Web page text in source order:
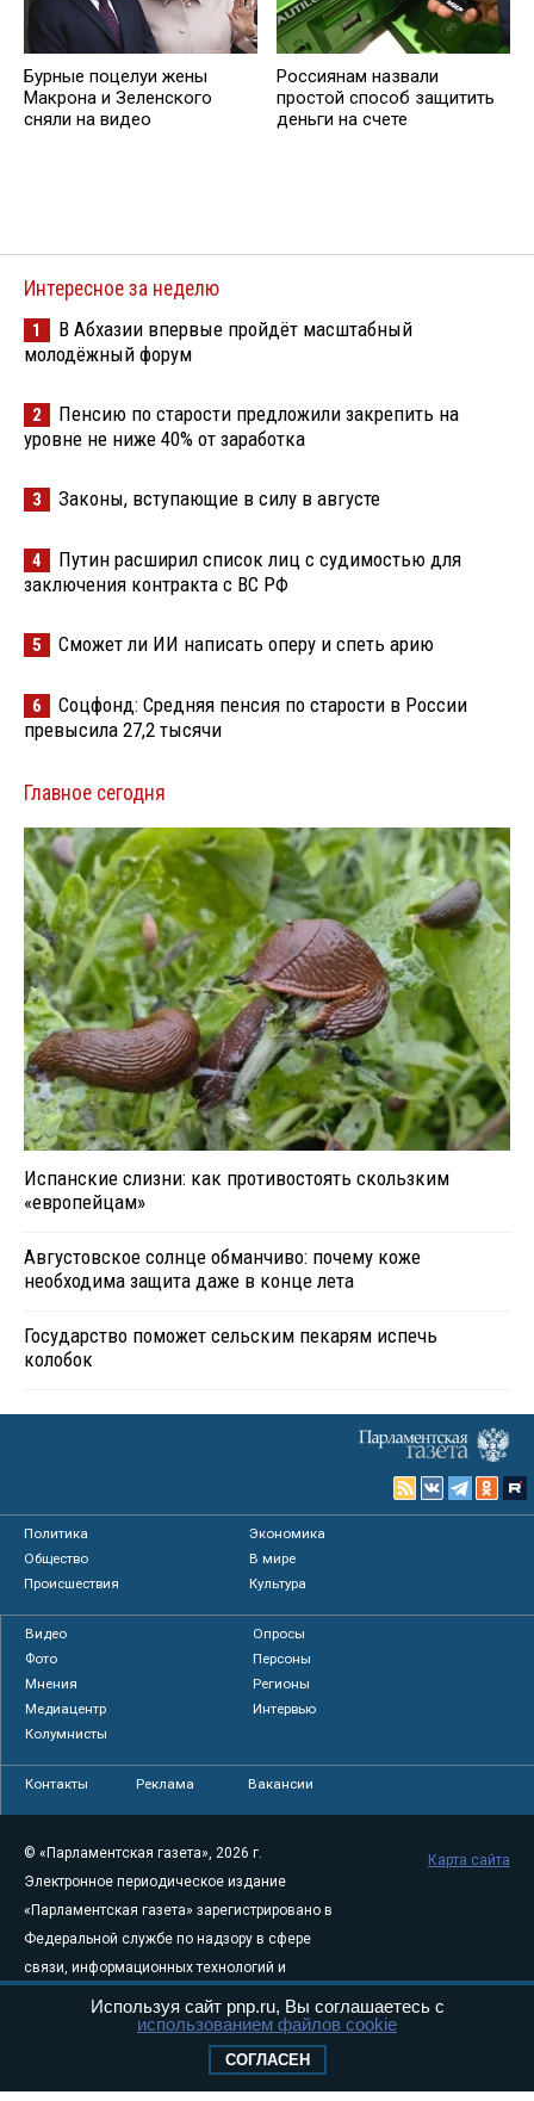
Бурные поцелуи жены
Макрона и Зеленского
сняли на видео
Россиянам назвали
простой способ защитить
деньги на счете
Интересное за неделю
1
В Абхазии впервые пройдёт масштабный
молодёжный форум
2
Пенсию по старости предложили закрепить на
уровне не ниже 40% от заработка
3 Законы, вступающие в силу в августе
4
Путин расширил список лиц с судимостью для
заключения контракта с ВС РФ
5 Сможет ли ИИ написать оперу и спеть арию
6
Соцфонд: Средняя пенсия по старости в России
превысила 27,2 тысячи
Главное сегодня
Испанские слизни: как противостоять скользким
«европейцам»
Августовское солнце обманчиво: почему коже
необходима защита даже в конце лета
Государство поможет сельским пекарям испечь
колобок
Политика
Экономика
Общество
В мире
Происшествия
Культура
Видео
Опросы
Фото
Персоны
Мнения
Регионы
Медиацентр
Интервью
Колумнисты
Контакты Реклама Вакансии
© «Парламентская газета», 2026 г.
Электронное периодическое издание
«Парламентская газета» зарегистрировано в
Федеральной службе по надзору в сфере
связи, информационных технологий и
августа 2011 года. 18+
Свидетельство о регистрации Эл № ФС77-
Карта сайта
Используя сайт pnp.ru, Вы соглашаетесь с
использованием файлов cookie
СОГЛАСЕН